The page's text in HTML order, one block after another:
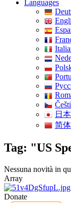
Languages
日
简
Tag: "US
Nessuna novità in
Array
Donate